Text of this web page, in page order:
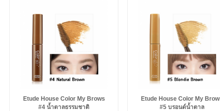
Etude House Color My Brows
#4 น้ำตาลธรรมชาติ
Etude House Color My
#5 บรอนด์น้ำตาล